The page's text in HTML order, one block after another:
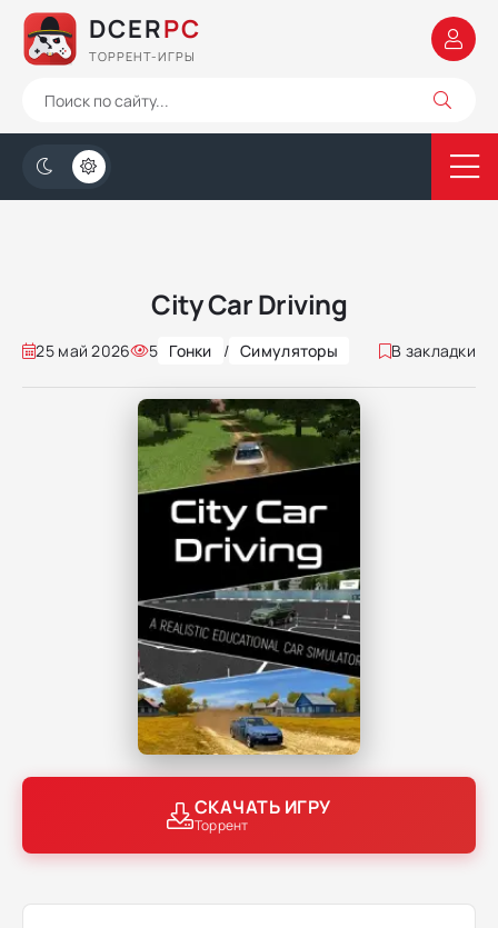
DCERPC
ТОРРЕНТ-ИГРЫ
City Car Driving
25 май 2026 5 Гонки / Симуляторы В закладки
СКАЧАТЬ ИГРУ
Торрент